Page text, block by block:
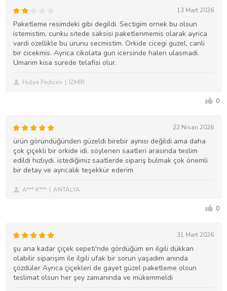
13 Mart 2026
Paketleme resimdeki gibi degildi. Sectigim ornek bu olsun
istemistim, cunku sitede saksisi paketlenmemis olarak ayrica
vardi ozellikle bu urunu secmistim. Orkide cicegi guzel, canli
bir cicekmis. Ayrica cikolata gun icersinde halen ulasmadi.
Umarim kisa surede telafisi olur.
Hulya Pedicini İZMİR
0
22 Nisan 2026
ürün göründüğünden güzeldi birebir aynısı değildi ama daha
çok çiçekli bir orkide idi. söylenen saatleri arasında teslim
edildi hızlıydı. istediğimiz saatlerde sipariş bulmak çok önemli
bir detay ve ayrıcalık teşekkür ederim
A*** K*** ANTALYA
0
31 Mart 2026
şu ana kadar çiçek sepeti'nde gördüğüm en ilgili dükkan
olabilir siparişim ile ilgili ufak bir sorun yaşadım anında
çözdüler Ayrıca çiçekleri de gayet güzel paketleme olsun
teslimat olsun her şey zamanında ve mükemmeldi